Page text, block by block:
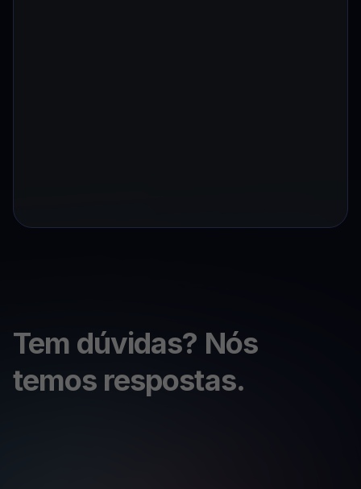
Tem dúvidas? Nós
temos respostas.